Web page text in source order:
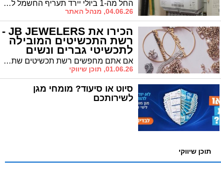
החל מה-1 ביולי יירד תעריף החשמל לצרכנים הביתיים ב-0.57%. ברשות החשמל מסבירים כי היחלשות הדולר תרמה להוזלה. אך אל תמהרו לבזבז חשמל. החיסכון מינורי
04.06.26, מנהל האתר
הכירו את JB JEWELERS -
רשת התכשיטים המובילה
לתכשיטי גברים ונשים
אם אתם מחפשים רשת תכשיטים שתמצאו בה מותגים מובילים ותדעו שאתם רוכשים פריטים איכותיים, אז JB JEWELERS היא בדיוק מה שחיפשתם. מדובר בעסק משפחתי שפועל כבר יותר מתשעים שנה ומשרת מעל חמישים ושישה אלף לקוחות מרוצים, עם שני בוטיקים מרכזיים, אחד בכיכר המדינה בתל אביב ואחד ברחוב המלך דויד בירושלים ואתר מקוון עם משלוחים חינם לכל הארץ בכתובת jb-jewelers.com.
01.06.26, תוכן שיווקי
סיוט או סיעוד? מומחי מגן
לשירותכם
תוכן שיווקי